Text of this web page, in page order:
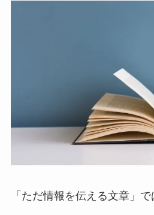
「ただ情報を伝える文章」で